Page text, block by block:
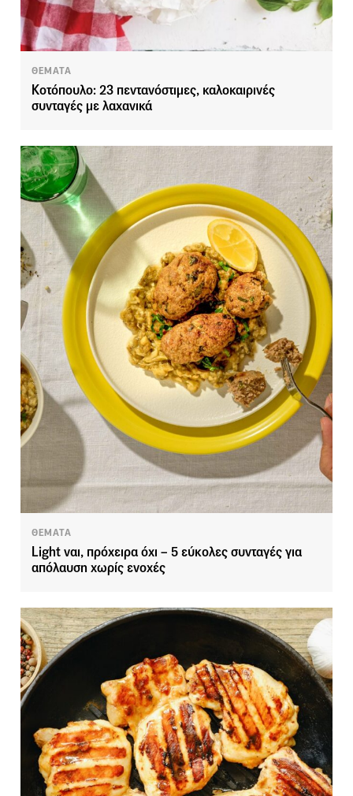
ΘΕΜΑΤΑ
Κοτόπουλο: 23 πεντανόστιμες, καλοκαιρινές
συνταγές με λαχανικά
ΘΕΜΑΤΑ
Light ναι, πρόχειρα όχι – 5 εύκολες συνταγές για
απόλαυση χωρίς ενοχές